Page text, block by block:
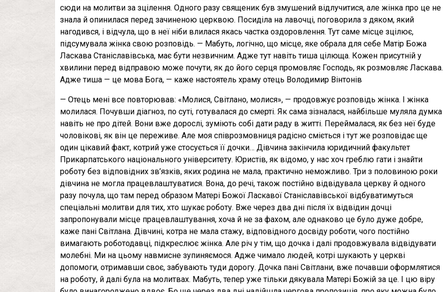
сюди на молитви за зцілення. Одного разу священик був змушений відлучитися, але жінка про це не
знала й опинилася перед зачиненою церквою. Посиділа на лавочці, поговорила з дяком, який
нагодився, і відчула, що в неї ніби влилася якась частка оздоровлення. Тут саме місце зцілює,
підсумувала жінка свою розповідь. — Мабуть, логічно, що місце, яке обрала для себе Матір Божа
Ласкава Станіславівська, має бути незвичним. Адже тут навіть тиша цілюща. Кожен присутній у
хвилини перед відправою може почути, як до його серця промовляє Господь, як розмовляє Ласкава.
Адже тиша — це мова Бога, — каже настоятель храму отець Володимир Вінтонів
— Отець мені все повторював: «Молися, Світлано, молися», — продовжує розповідь жінка. І жінка
молилася. Почувши діагноз, по суті, готувалася до смерті. Як сама зізналася, найбільше муляла думка
навіть не про дітей. Вони вже дорослі, зуміють собі дати раду в житті. Переймалася, як без неї буде
чоловікові, як він це переживе. Але моя співрозмовниця радісно сміється і тут же розповідає ще
один цікавий факт, котрий уже стосується її дочки… Дівчина закінчила юридичний факультет
Прикарпатського національного університету. Юристів, як відомо, у нас хоч греблю гати і знайти
роботу без відповідних зв’язків, яких родина не мала, практично неможливо. Три з половиною роки
дівчина не могла працевлаштуватися. Вона, до речі, також постійно відвідувала церкву й одного
разу почула, що там перед образом Матері Божої Ласкавої Станіславівської відбуватимуться
спеціальні молитви для тих, хто шукає роботу. Вже через два дні після їх відвідин дочці
запропонували місце працевлаштування, хоча й не за фахом, але однаково це було дуже добре,
каже пані Світлана. Дівчині, котра не мала стажу, відповідного досвіду роботи, чого постійно
вимагають роботодавці, підкреслює жінка. Але річ у тім, що дочка і далі продовжувала відвідувати
молебні. Ми на цьому навмисне зупиняємося. Адже чимало людей, котрі шукають у церкві
допомоги, отримавши своє, забувають туди дорогу. Дочка пані Світлани, вже почавши оформлятися
на роботу, й далі була на молитвах. Мабуть, тепер уже тільки дякувала Матері Божій за це. І цю віру